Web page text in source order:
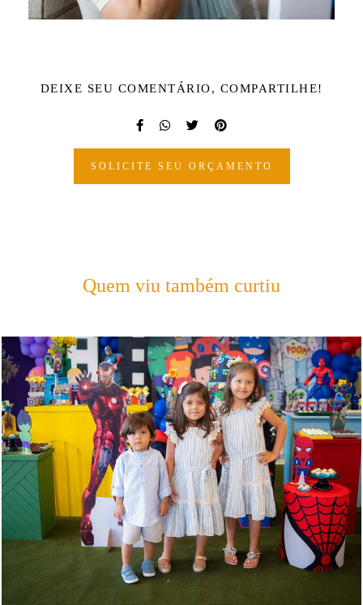
DEIXE SEU COMENTÁRIO, COMPARTILHE!
SOLICITE SEU ORÇAMENTO
Quem viu também curtiu